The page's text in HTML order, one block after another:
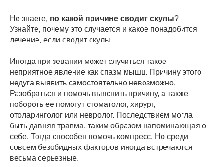
Не знаете, по какой причине сводит скулы?
Узнайте, почему это случается и какое понадобится
лечение, если сводит скулы
Иногда при зевании может случиться такое
неприятное явление как спазм мышц. Причину этого
недуга выявить самостоятельно невозможно.
Разобраться и помочь выяснить причину, а также
побороть ее помогут стоматолог, хирург,
отоларинголог или невролог. Последствием могла
быть давняя травма, таким образом напоминающая о
себе. Тогда способен помочь компресс. Но среди
совсем безобидных факторов иногда встречаются
весьма серьезные.